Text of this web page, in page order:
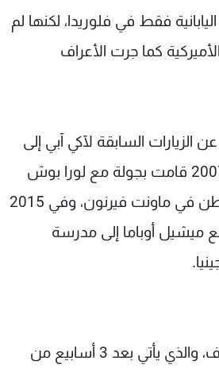
فقط في فلوريدا، لكنها لم
كما جرت الأعراف
الزيارات السابقة لآكي آبي إلى
واشنطن؛ ففي عام 2007 قامت بجولة مع لورا بوش
إلى منزل جورج واشنطن في ماونت فيرنون، وفي 2015
ميشيل أوباما إلى مدرسة
هذا الخروج عن المألوف، والذي يأتي بعد 3 أسابيع من